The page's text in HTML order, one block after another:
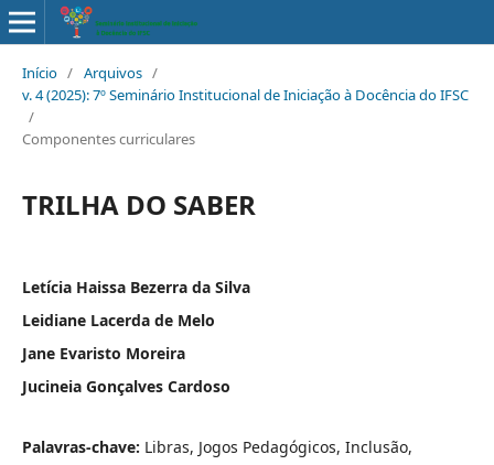
Início / Arquivos /
v. 4 (2025): 7º Seminário Institucional de Iniciação à Docência do IFSC
/
Componentes curriculares
TRILHA DO SABER
Letícia Haissa Bezerra da Silva
Leidiane Lacerda de Melo
Jane Evaristo Moreira
Jucineia Gonçalves Cardoso
Palavras-chave: Libras, Jogos Pedagógicos, Inclusão,